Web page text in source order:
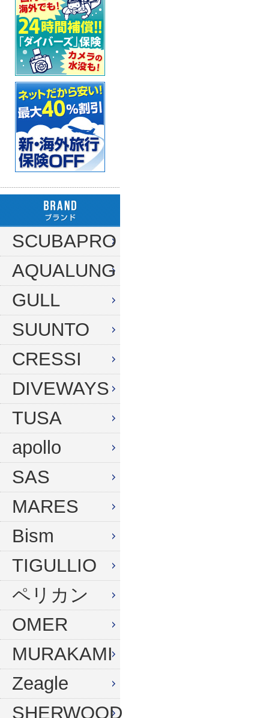
防水アイテム
その他
シャフトアクセサリー
スリングゴム
モリ先
ウィッシュボン
ライン
バンジー
リール
パーツ・アクセサリー
フロート
ストリンガー
ラインワインダー
手モリ・パラライザー
手モリアクセサリー
スカリ・網
アワビオコシ
その他
フック
ダイブコンピューター
マスク
フィン
ウェットスーツ
インナー
グローブ
バッグ
ウェイト
ナイフ
超音波洗浄機
超音波洗浄機
アクセサリー・その他
その他
オクトパスインフレーター
（AIR-2等）
インフレーター
セット
ブーツ
グローブ
セット
フード・ベスト
ボートコート
キャスター・キャリーバッグ
ハードケース
ウォータープルーフバッグ
ペリカンケース
レギュレターバッグ
スーツバッグ
その他
ナイフ
カラビナ・フック
ホース、ゲージ、オクトパス
ホルダー
スレート
指示棒
マスク曇り止め
ベル・シェーカー
リール
その他
水中ライト
ウェイト
セーフティーグッズ
フロート・シグナルブイ
ホーン・ブザー
ライフジャケット
アクセサリー・その他
タンク
簡易潜水器具
水中銃(スピアガン)・手モリ関
その他
BC（インフレーター含む）オ
ーバーホール
タンク耐圧検査
タンクバルブ オーバーホール
ダイブコンピューター バッテ
リー交換
エアチャージ
キッズ用ウェットスーツ
重器材セット
スノーケリング3点セット
スノーケリングセット
レギュレター
BCジャケット
ゲージ
オクトパス
ダイブコンピューター
タンク（4・8・10L）
タンク（12・14L）
タンク（250気圧）
タンク（300気圧）
マスク
フィン
ドライスーツ用フィン
ブーツ
ウィンターグローブ
ドライフード
フードベスト
メッシュバッグ
ウェイトベルト
アンクルウェイト
ウェイトベスト
水中ライト
SCUBAPRO
AQUALUNG
GULL
SUUNTO
CRESSI
DIVEWAYS
TUSA
apollo
SAS
MARES
Bism
TIGULLIO
ペリカン
OMER
MURAKAMI
Zeagle
SHERWOOD